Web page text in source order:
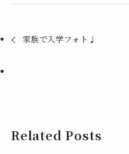
家族で入学フォト♩
Related Posts